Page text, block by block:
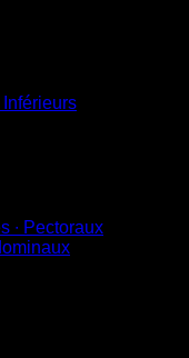
Inférieurs
∙ Pectoraux